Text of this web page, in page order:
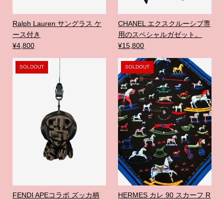
Ralph Lauren サングラス ケ
ース付き
¥4,800
CHANEL エクスクルーシブ専
用のスペシャルガゼット。
¥15,800
SOLDOUT
FENDI APEコラボ ズッカ柄
SOLDOUT
HERMES カレ 90 スカーフ R